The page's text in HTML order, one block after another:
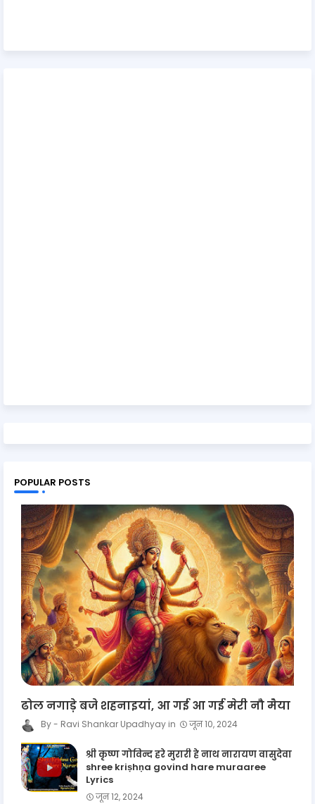
POPULAR POSTS
ढोल नगाड़े बजे शहनाइयां, आ गई आ गई मेरी नौ मैया
Ravi Shankar Upadhyay जून 10, 2024
श्री कृष्ण गोविन्द हरे मुरारी हे नाथ नारायण वासुदेवा
shree kriṣhṇa govind hare muraaree
Lyrics
जून 12, 2024